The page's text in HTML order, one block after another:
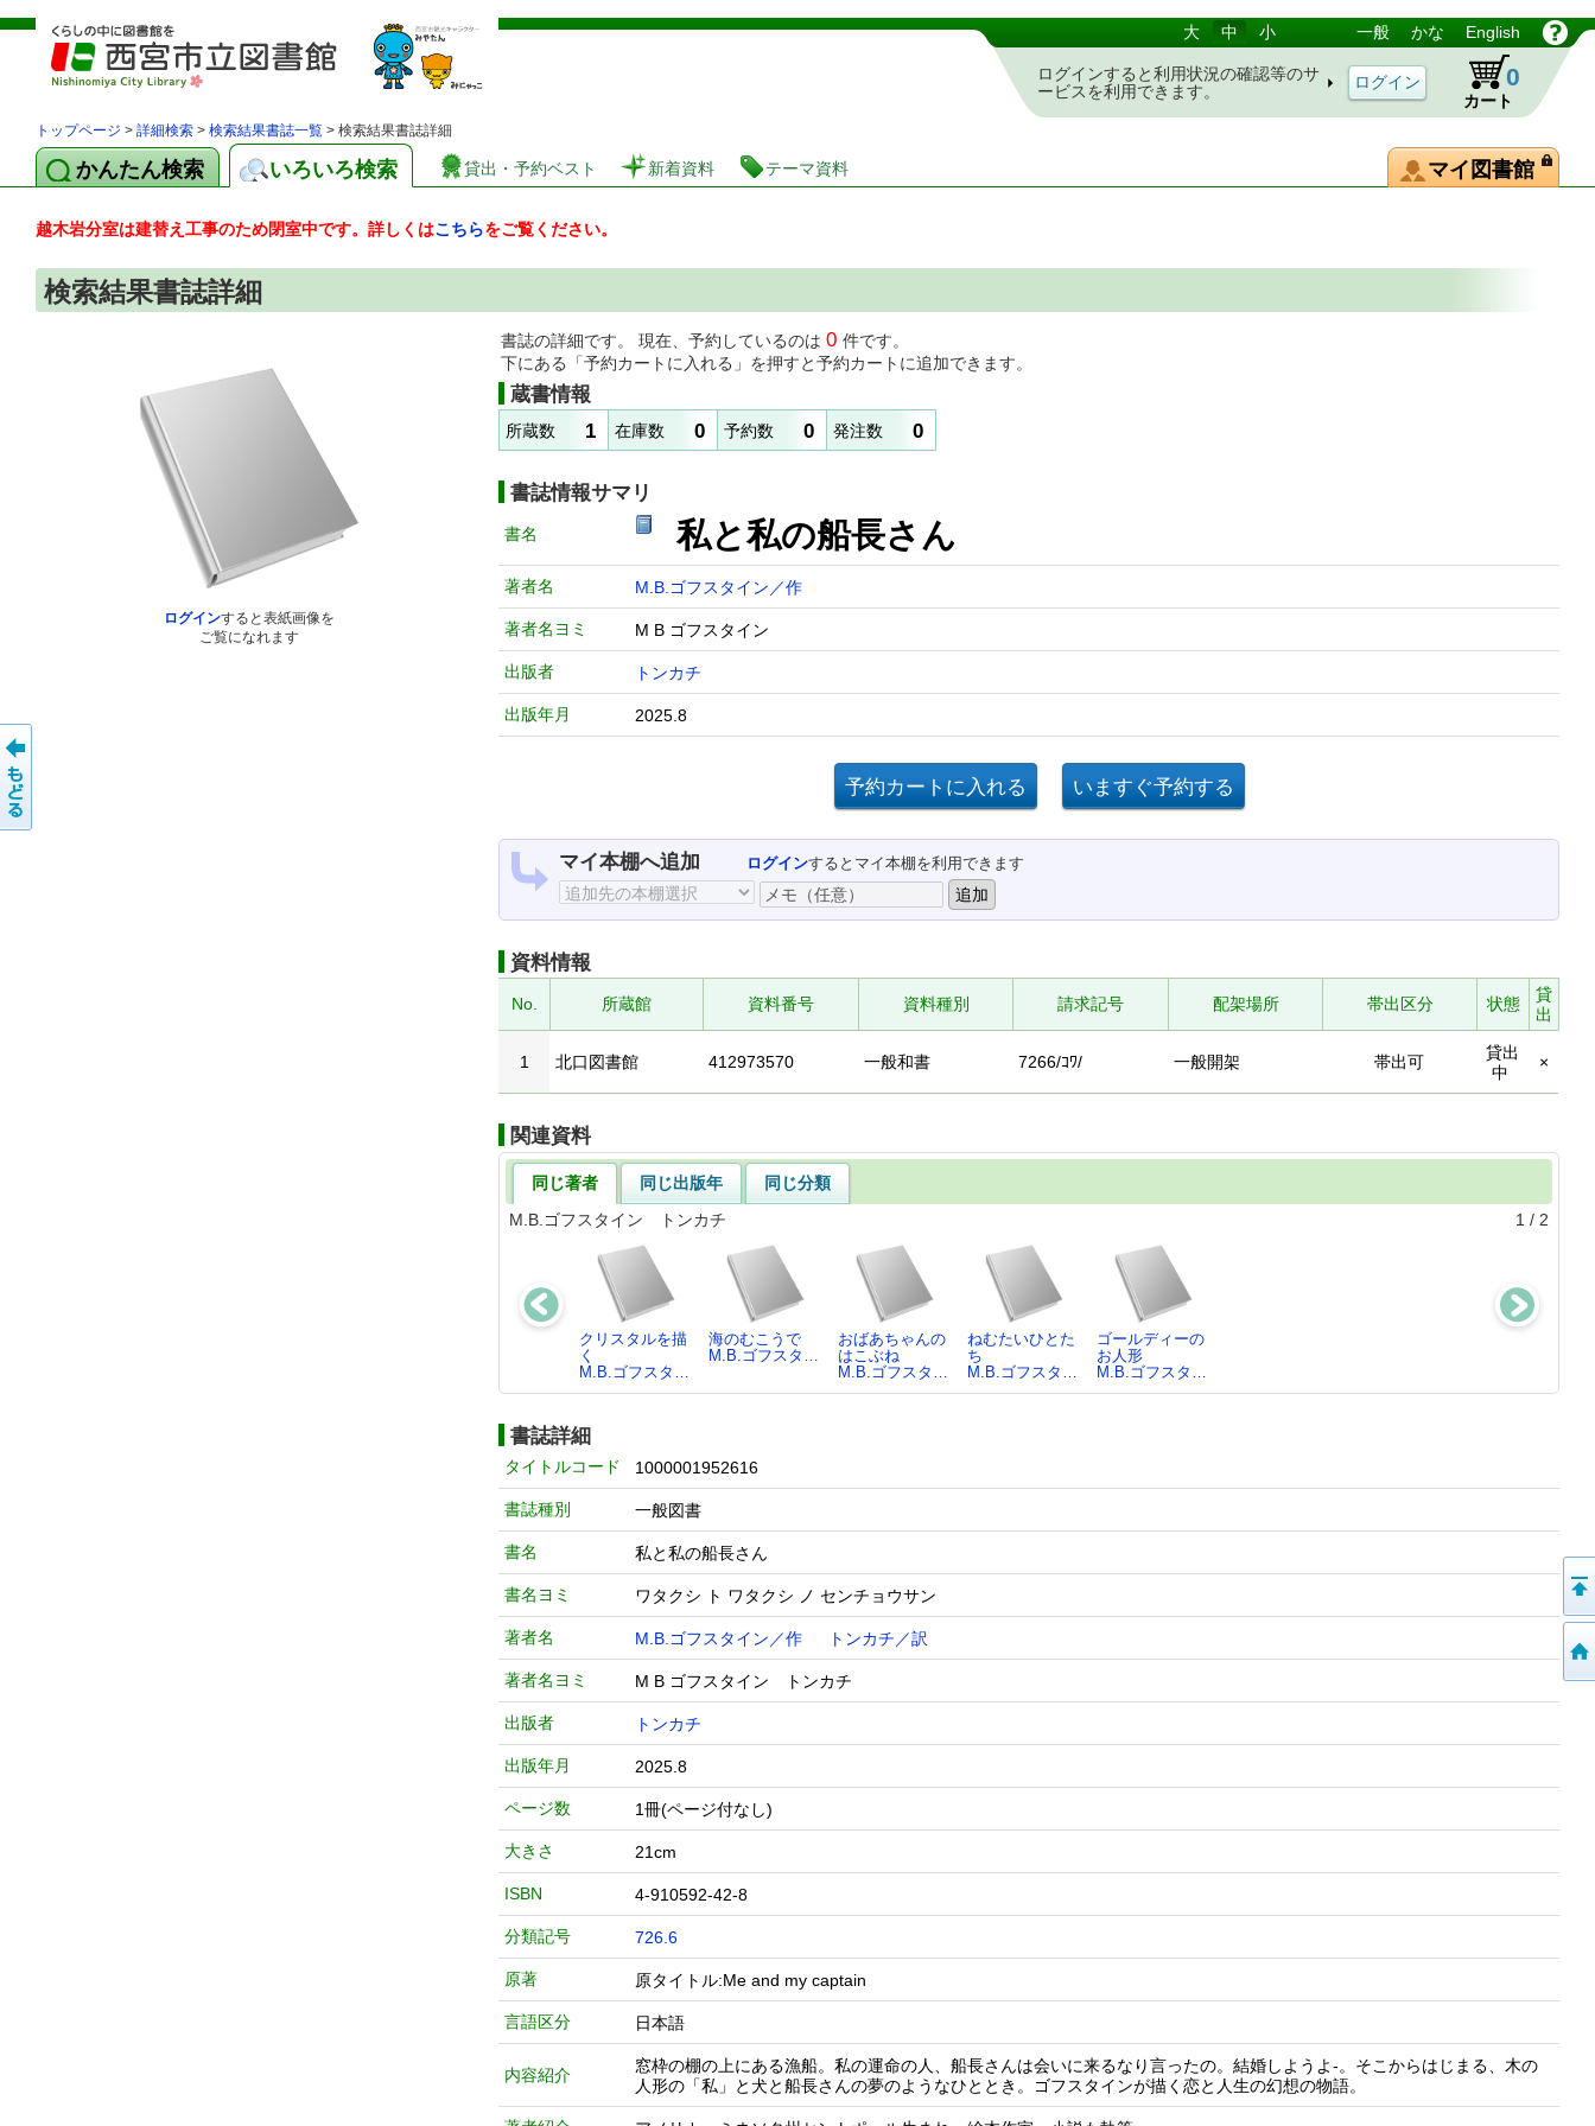
図書館 蔵書検索・予約システム 大 中 小 一般 かな English
ログインすると利用状況の確認等のサ
ービスを利用できます。
カート
0
トップページ > 詳細検索 > 検索結果書誌一覧 > 検索結果書誌詳細
かんたん検索 いろいろ検索 貸出・予約ベスト 新着資料 テーマ資料 マイ図書館
越木岩分室は建替え工事のため閉室中です。詳しくはこちらをご覧ください。
検索結果書誌詳細
ログインすると表紙画像を
ご覧になれます
書誌の詳細です。 現在、予約しているのは 0 件です。
下にある「予約カートに入れる」を押すと予約カートに追加できます。
蔵書情報
所蔵数 1 在庫数 0 予約数 0 発注数 0
書誌情報サマリ
書名 私と私の船長さん
著者名 M.B.ゴフスタイン／作
著者名ヨミ M B ゴフスタイン
出版者 トンカチ
出版年月 2025.8
マイ本棚へ追加 ログインするとマイ本棚を利用できます
資料情報
No. 所蔵館 資料番号 資料種別 請求記号 配架場所 帯出区分 状態
貸
出
1 北口図書館 412973570 一般和書 7266/ｺﾜ/ 一般開架 帯出可
貸出
中
×
関連資料
同じ著者 同じ出版年
同じ分類
M.B.ゴフスタイン トンカチ
1 / 2
クリスタルを描
く
M.B.ゴフスタ…
海のむこうで
M.B.ゴフスタ…
おばあちゃんの
はこぶね
M.B.ゴフスタ…
ねむたいひとた
ち
M.B.ゴフスタ…
ゴールディーの
お人形
M.B.ゴフスタ…
書誌詳細
タイトルコード 1000001952616
書誌種別 一般図書
書名 私と私の船長さん
書名ヨミ ワタクシ ト ワタクシ ノ センチョウサン
著者名 M.B.ゴフスタイン／作 トンカチ／訳
著者名ヨミ M B ゴフスタイン トンカチ
出版者 トンカチ
出版年月 2025.8
ページ数 1冊(ページ付なし)
大きさ 21cm
ISBN 4-910592-42-8
分類記号 726.6
原著 原タイトル:Me and my captain
言語区分 日本語
内容紹介
窓枠の棚の上にある漁船。私の運命の人、船長さんは会いに来るなり言ったの。結婚しようよ-。そこからはじまる、木の
人形の「私」と犬と船長さんの夢のようなひととき。ゴフスタインが描く恋と人生の幻想の物語。